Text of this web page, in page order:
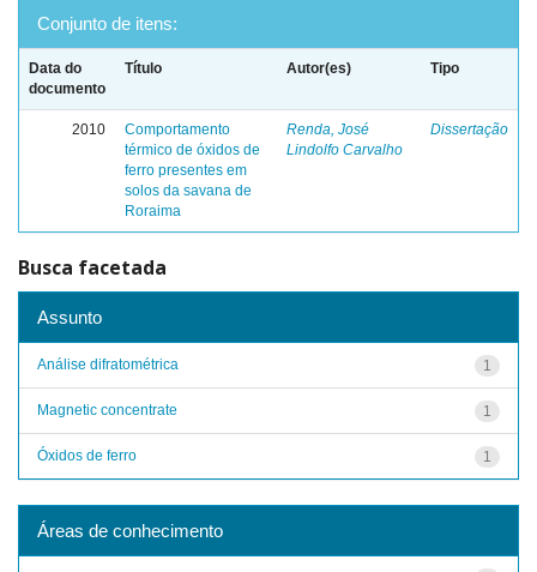
Conjunto de itens:
Data do
documento
Título Autor(es) Tipo
2010
Comportamento
térmico de óxidos de
ferro presentes em
solos da savana de
Roraima
Renda, José
Lindolfo Carvalho
Dissertação
Busca facetada
Assunto
1
Análise difratométrica
1
Magnetic concentrate
1
Óxidos de ferro
Áreas de conhecimento